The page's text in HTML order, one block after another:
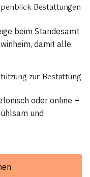
Bestattungen
beim Standesamt
damit alle
zur Bestattung
oder online –
und